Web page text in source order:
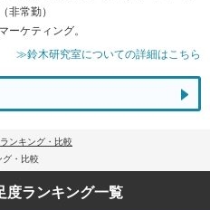
非常勤）
ーケティング。
≫鈴木研究室についての詳細はこちら
ンキング・比較
グ・比較
度ランキング一覧